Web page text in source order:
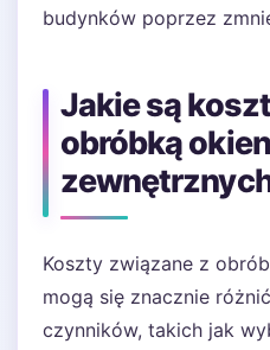
budynków poprzez
Jakie są
obróbką okien
Koszty związane z
mogą się znacznie
czynników, takich jak